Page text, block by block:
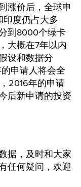
涨价后，全球申
度仍占大多
到8000个绿卡
大概在7年以内
设和数据分
申请人将会全
2016年的申请
后新申请的投资
据，及时和大家
任何疑问，欢迎